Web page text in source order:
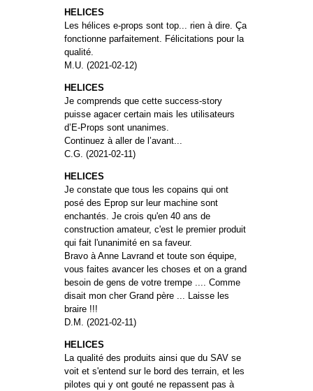
HELICES
Les hélices e-props sont top... rien à dire. Ça
fonctionne parfaitement. Félicitations pour la
qualité.
M.U. (2021-02-12)
HELICES
Je comprends que cette success-story
puisse agacer certain mais les utilisateurs
d’E-Props sont unanimes.
Continuez à aller de l’avant...
C.G. (2021-02-11)
HELICES
Je constate que tous les copains qui ont
posé des Eprop sur leur machine sont
enchantés. Je crois qu'en 40 ans de
construction amateur, c'est le premier produit
qui fait l'unanimité en sa faveur.
Bravo à Anne Lavrand et toute son équipe,
vous faites avancer les choses et on a grand
besoin de gens de votre trempe .... Comme
disait mon cher Grand père ... Laisse les
braire !!!
D.M. (2021-02-11)
HELICES
La qualité des produits ainsi que du SAV se
voit et s'entend sur le bord des terrain, et les
pilotes qui y ont gouté ne repassent pas à